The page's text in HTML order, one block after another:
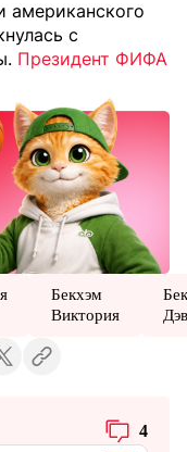
американского
с
Президент ФИФА
Бекхэм
Виктория
4